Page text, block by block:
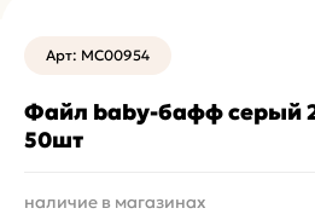
Арт: MC00954
Файл baby-бафф серый
50шт
наличие в магазинах